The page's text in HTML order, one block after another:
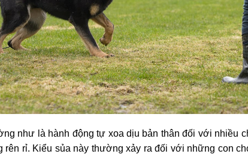
như là hành động tự xoa dịu bản thân đối với nhiều
rên rỉ. Kiểu sủa này thường xảy ra đối với những con